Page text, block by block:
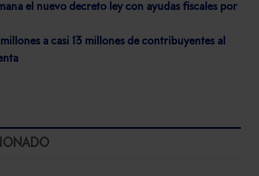
el nuevo decreto ley con ayudas fiscales por
a casi 13 millones de contribuyentes al